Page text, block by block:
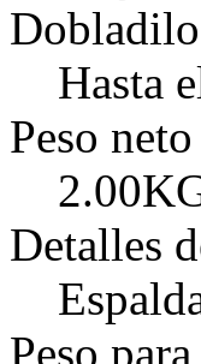
Dobladilo
Hasta
Peso neto
Detalles
Peso